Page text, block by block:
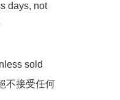
days, not
sold
不接受任何